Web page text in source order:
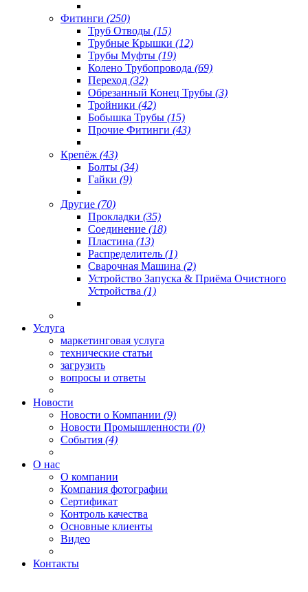
Фитинги (250)
Труб Отводы (15)
Трубные Крышки (12)
Трубы Муфты (19)
Колено Трубопровода (69)
Переход (32)
Обрезанный Конец Трубы (3)
Тройники (42)
Бобышка Трубы (15)
Прочие Фитинги (43)
Крепёж (43)
Болты (34)
Гайки (9)
Другие (70)
Прокладки (35)
Соединение (18)
Пластина (13)
Распределитель (1)
Сварочная Машина (2)
Устройство Запуска & Приёма Очистного
Устройства (1)
Услуга
маркетинговая услуга
технические статьи
загрузить
вопросы и ответы
Новости
Новости о Компании (9)
Новости Промышленности (0)
События (4)
О нас
О компании
Компания фотографии
Сертификат
Контроль качества
Основные клиенты
Видео
Контакты